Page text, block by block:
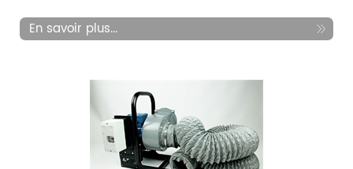
En savoir plus...